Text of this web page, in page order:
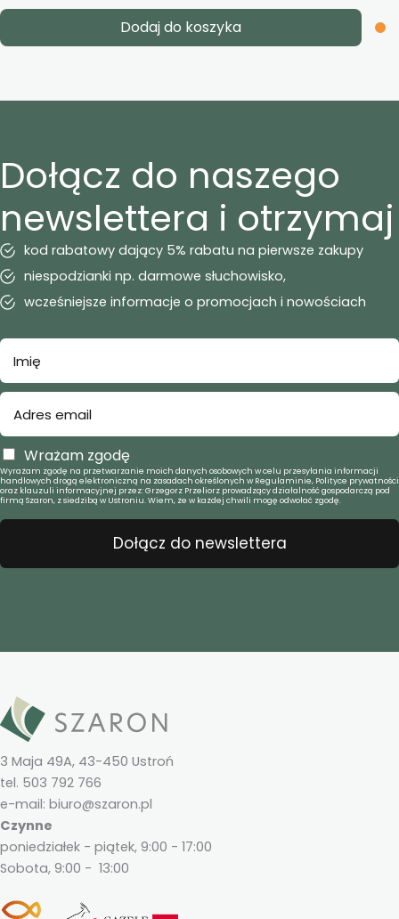
Dodaj do koszyka
Dołącz do naszego
newslettera i otrzymaj
kod rabatowy dający 5% rabatu na pierwsze zakupy
niespodzianki np. darmowe słuchowisko,
wcześniejsze informacje o promocjach i nowościach
Wrażam zgodę
Wyrażam zgodę na przetwarzanie moich danych osobowych w celu przesyłania informacji
handlowych drogą elektroniczną na zasadach określonych w Regulaminie, Polityce prywatności
oraz klauzuli informacyjnej przez: Grzegorz Przeliorz prowadzący działalność gospodarczą pod
firmą Szaron, z siedzibą w Ustroniu. Wiem, że w każdej chwili mogę odwołać zgodę.
Dołącz do newslettera
3 Maja 49A, 43-450 Ustroń
tel. 503 792 766
e-mail: biuro@szaron.pl
Czynne
poniedziałek - piątek, 9:00 - 17:00
Sobota, 9:00 - 13:00